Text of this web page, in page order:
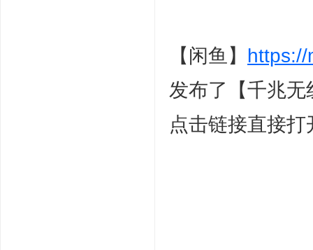
【闲鱼】
发布了【千兆无
点击链接直接打